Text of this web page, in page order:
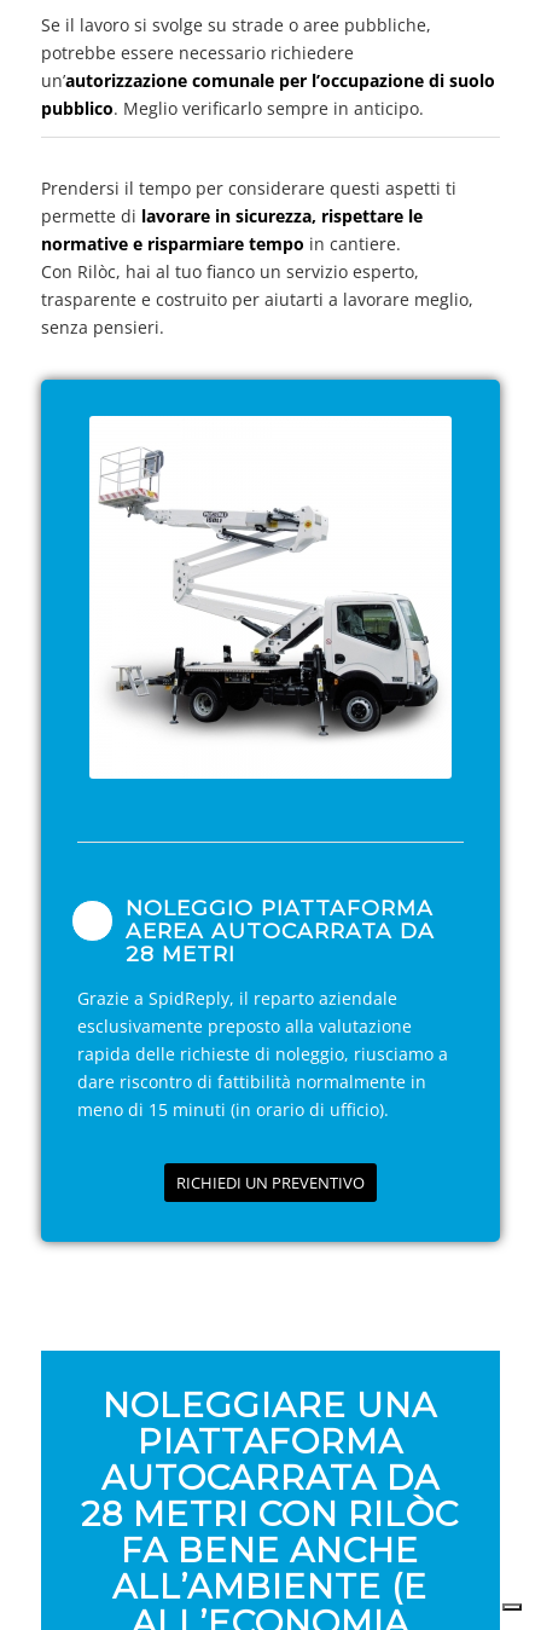
Se il lavoro si svolge su strade o aree pubbliche,
potrebbe essere necessario richiedere
un’autorizzazione comunale per l’occupazione di suolo
pubblico. Meglio verificarlo sempre in anticipo.
Prendersi il tempo per considerare questi aspetti ti
permette di lavorare in sicurezza, rispettare le
normative e risparmiare tempo in cantiere.
Con Rilòc, hai al tuo fianco un servizio esperto,
trasparente e costruito per aiutarti a lavorare meglio,
senza pensieri.
NOLEGGIO PIATTAFORMA
AEREA AUTOCARRATA DA
28 METRI
Grazie a SpidReply, il reparto aziendale
esclusivamente preposto alla valutazione
rapida delle richieste di noleggio, riusciamo a
dare riscontro di fattibilità normalmente in
meno di 15 minuti (in orario di ufficio).
RICHIEDI UN PREVENTIVO
NOLEGGIARE UNA
PIATTAFORMA
AUTOCARRATA DA
28 METRI CON RILÒC
FA BENE ANCHE
ALL’AMBIENTE (E